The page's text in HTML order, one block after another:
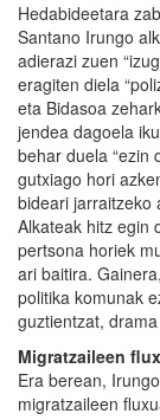
Hedabideetara
Santano Irungo
adierazi zuen
eragiten diela
eta Bidasoa
jendea dagoela
behar duela “ezin
gutxiago hori
bideari jarraitzeko
Alkateak hitz egin
pertsona horiek
ari baitira.
politika komunak
guztientzat,
Migratzaileen
Era berean,
migratzaileen